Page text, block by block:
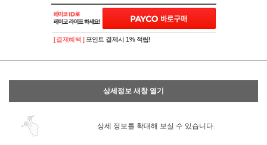
이벤트페이포인트 적립 혜택 2배 UP!
[ 결제혜택 ] 포인트 결제시 1% 적립!
상세정보 새창 열기
상세 정보를 확대해 보실 수 있습니다.